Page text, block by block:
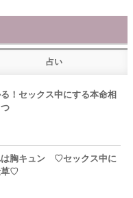
占い
！セックス中にする本命相
は胸キュン ♡セックス中に
草♡